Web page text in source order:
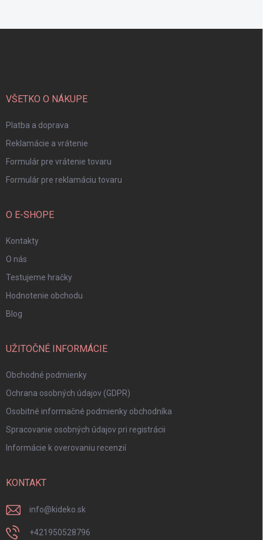
VŠETKO O NÁKUPE
Platba a doprava
Reklamácie a vrátenie
Formulár pre vrátenie tovaru
Formulár pre reklamáciu tovaru
O E-SHOPE
Kontakty
O nás
Testujeme hračky
Hodnotenie obchodu
Blog
UŽITOČNÉ INFORMÁCIE
Obchodné podmienky
Ochrana osobných údajov (GDPR)
Osobitné informačné podmienky obchodníka
Spracovanie osobných údajov pri registrácii
Informácie k overovaniu recenzií
KONTAKT
info@kideko.sk
+421950528796